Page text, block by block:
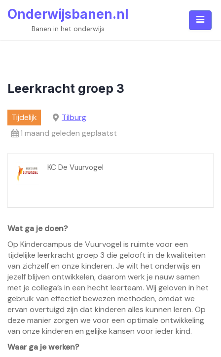
Onderwijsbanen.nl
Banen in het onderwijs
Leerkracht groep 3
Tijdelijk
Tilburg
1 maand geleden geplaatst
KC De Vuurvogel
Wat ga je doen?
Op Kindercampus de Vuurvogel is ruimte voor een
tijdelijke leerkracht groep 3 die gelooft in de kwaliteiten
van zichzelf en onze kinderen. Je wilt het onderwijs en
jezelf blijven ontwikkelen, daarom werk je nauw samen
met je collega’s in een hecht leerteam. Wij geloven in het
gebruik van effectief bewezen methoden, omdat we
ervan overtuigd zijn dat kinderen alles kunnen leren. Op
deze manier zorgen we voor een optimale ontwikkeling
van onze kinderen en gelijke kansen voor ieder kind.
Waar ga je werken?